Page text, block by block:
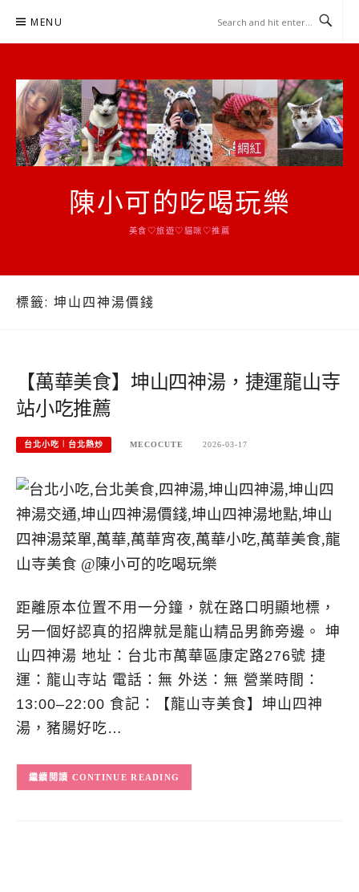
MENU
陳小可的吃喝玩樂
美食♡旅遊♡貓咪♡推薦
標籤: 坤山四神湯價錢
【萬華美食】坤山四神湯，捷運龍山寺
站小吃推薦
台北小吃︱台北熱炒 MECOCUTE 2026-03-17
距離原本位置不用一分鐘，就在路口明顯地標，
另一個好認真的招牌就是龍山精品男飾旁邊。 坤
山四神湯 地址：台北市萬華區康定路276號 捷
運：龍山寺站 電話：無 外送：無 營業時間：
13:00–22:00 食記：【龍山寺美食】坤山四神
湯，豬腸好吃…
CONTINUE READING